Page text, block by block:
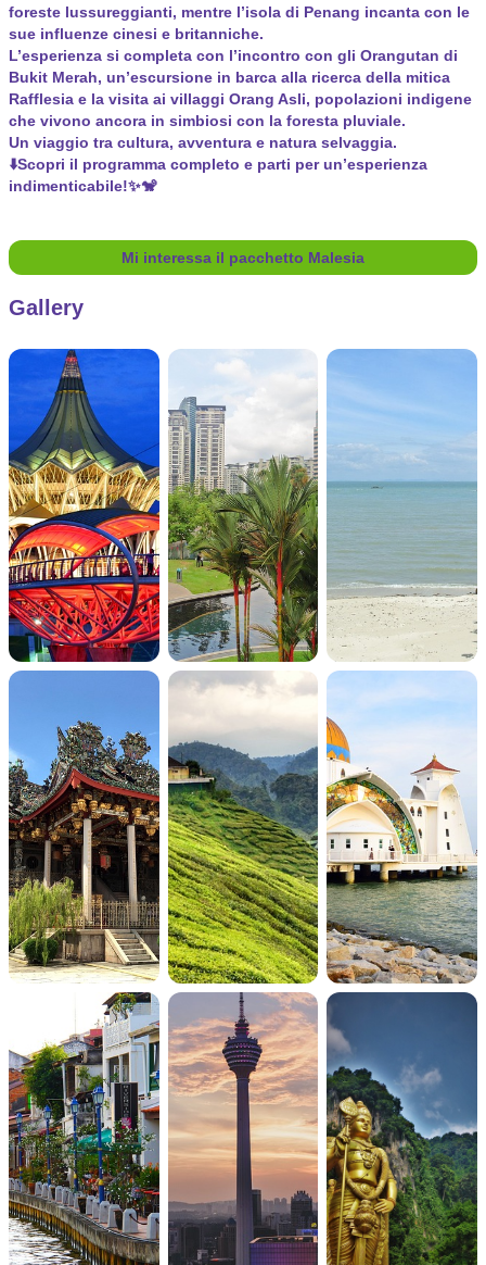
foreste lussureggianti, mentre l’isola di Penang incanta con le
sue influenze cinesi e britanniche.
L’esperienza si completa con l’incontro con gli Orangutan di
Bukit Merah, un’escursione in barca alla ricerca della mitica
Rafflesia e la visita ai villaggi Orang Asli, popolazioni indigene
che vivono ancora in simbiosi con la foresta pluviale.
Un viaggio tra cultura, avventura e natura selvaggia.
⬇️Scopri il programma completo e parti per un’esperienza
indimenticabile!✨🐒
Mi interessa il pacchetto Malesia
Gallery